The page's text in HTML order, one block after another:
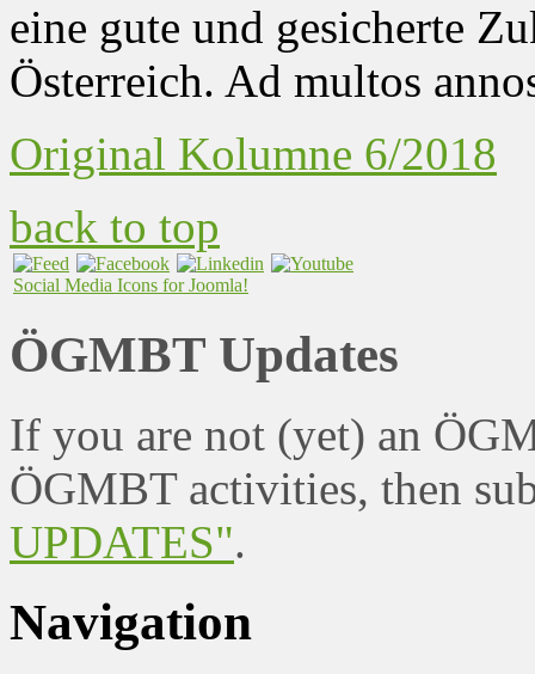
eine gute und gesicherte
Österreich. Ad multos
Original Kolumne 6/2018
back to top
Social Media Icons for Joomla!
ÖGMBT Updates
If you are not (yet) an
ÖGMBT activities, then
UPDATES".
Navigation